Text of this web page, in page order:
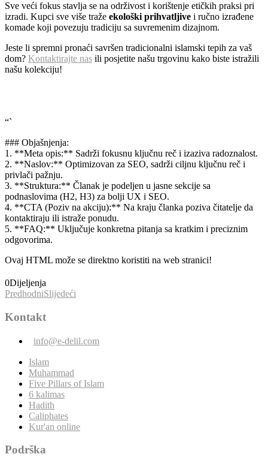
Sve veći fokus stavlja se na održivost i korištenje etičkih praksi pri
izradi. Kupci sve više traže ekološki prihvatljive i ručno izrađene
komade koji povezuju tradiciju sa suvremenim dizajnom.
Jeste li spremni pronaći savršen tradicionalni islamski tepih za vaš
dom? Kontaktirajte nas ili posjetite našu trgovinu kako biste istražili
našu kolekciju!
“`
### Objašnjenja:
1. **Meta opis:** Sadrži fokusnu ključnu reč i izaziva radoznalost.
2. **Naslov:** Optimizovan za SEO, sadrži ciljnu ključnu reč i
privlači pažnju.
3. **Struktura:** Članak je podeljen u jasne sekcije sa
podnaslovima (H2, H3) za bolji UX i SEO.
4. **CTA (Poziv na akciju):** Na kraju članka poziva čitatelje da
kontaktiraju ili istraže ponudu.
5. **FAQ:** Uključuje konkretna pitanja sa kratkim i preciznim
odgovorima.
Ovaj HTML može se direktno koristiti na web stranici!
0Dijeljenja
PredhodniSlijedeći
Kontakt
info@e-delil.com
Islam
Muhammad
Five Pillars of Islam
6 kalimas
Hadith
Caliphates
Kur'an online
Podrška